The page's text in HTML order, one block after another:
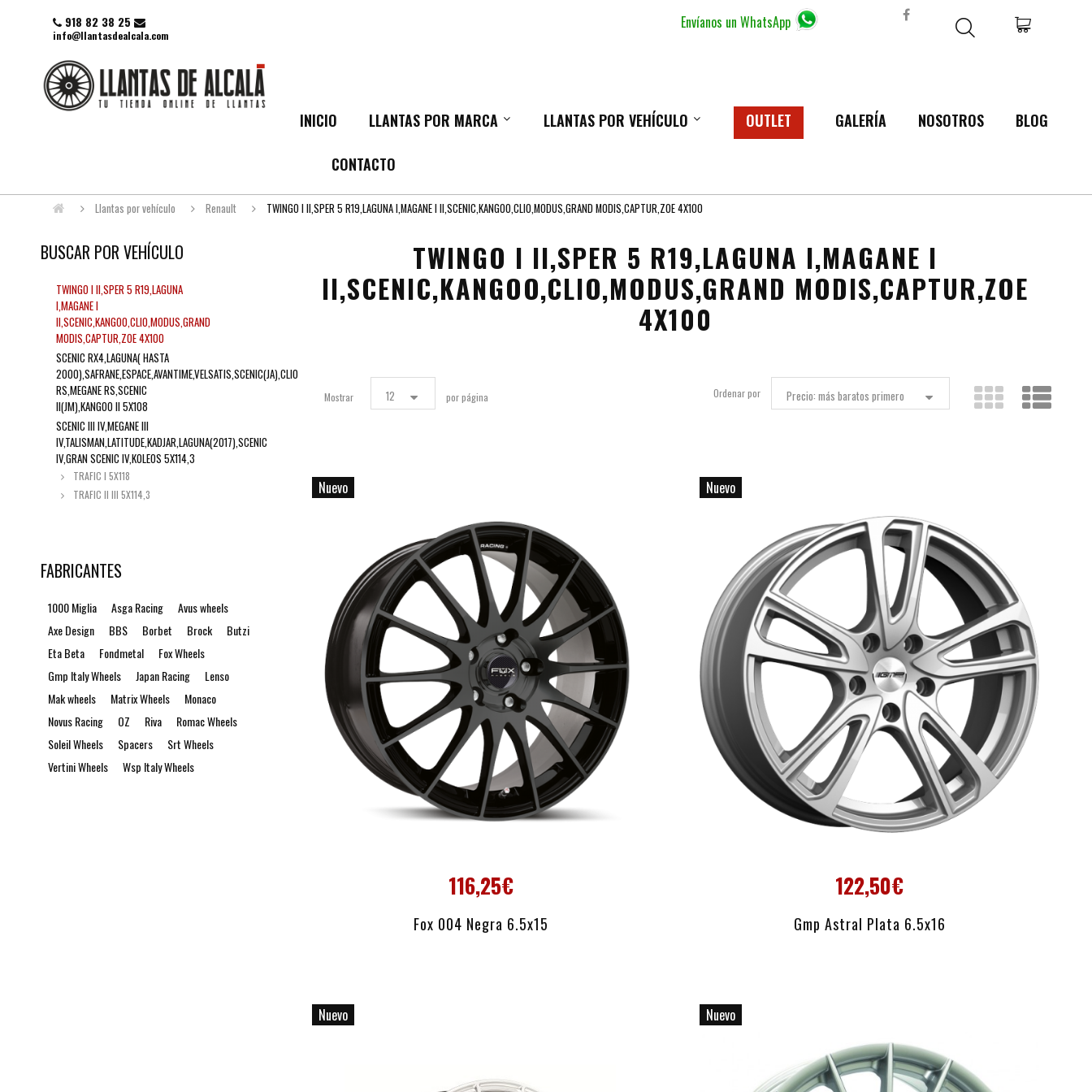
Envíanos un WhatsApp
918 82 38 25
info@llantasdealcala.com
INICIO LLANTAS POR MARCA LLANTAS POR VEHÍCULO OUTLET GALERÍA NOSOTROS BLOG
CONTACTO
Llantas por vehículo Renault TWINGO I II,SPER 5 R19,LAGUNA I,MAGANE I II,SCENIC,KANGOO,CLIO,MODUS,GRAND MODIS,CAPTUR,ZOE 4X100
TWINGO I II,SPER 5 R19,LAGUNA I,MAGANE I
II,SCENIC,KANGOO,CLIO,MODUS,GRAND MODIS,CAPTUR,ZOE
4X100
Ordenar por Precio: más baratos primero
Mostrar 12 por página
Nuevo
116,25€
Fox 004 Negra 6.5x15
AÑADIR AL CARRITO
Nuevo
122,50€
Gmp Astral Plata 6.5x16
AÑADIR AL CARRITO
Nuevo Nuevo
BUSCAR POR VEHÍCULO
TWINGO I II,SPER 5 R19,LAGUNA
I,MAGANE I
II,SCENIC,KANGOO,CLIO,MODUS,GRAND
MODIS,CAPTUR,ZOE 4X100
SCENIC RX4,LAGUNA( HASTA
2000),SAFRANE,ESPACE,AVANTIME,VELSATIS,SCENIC(JA),CLIO
RS,MEGANE RS,SCENIC
II(JM),KANGOO II 5X108
SCENIC III IV,MEGANE III
IV,TALISMAN,LATITUDE,KADJAR,LAGUNA(2017),SCENIC
IV,GRAN SCENIC IV,KOLEOS 5X114,3
TRAFIC I 5X118
TRAFIC II III 5X114,3
FABRICANTES
1000 Miglia Asga Racing
Avus wheels
Axe Design
BBS Borbet Brock
Butzi
Eta Beta
Fondmetal
Fox Wheels
Gmp Italy Wheels
Japan Racing
Lenso
Mak wheels
Matrix Wheels
Monaco
Novus Racing
OZ Riva
Romac Wheels
Soleil Wheels
Spacers
Srt Wheels
Vertini Wheels
Wsp Italy Wheels